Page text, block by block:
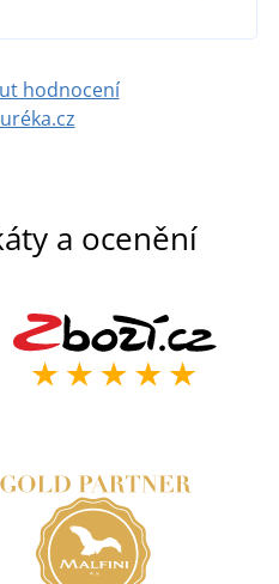
hodnocení
a ocenění